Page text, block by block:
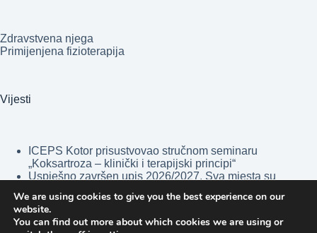
Zdravstvena njega
Primijenjena fizioterapija
Vijesti
ICEPS Kotor prisustvovao stručnom seminaru
„Koksartroza – klinički i terapijski principi“
Uspješno završen upis 2026/2027. Sva mjesta su
Opšta bolnica „Blažo Jošov Orlandić” Bar nova
nastavna baza Visoke medicinske škole ICEPS
Kotor
We are using cookies to give you the best experience on our
website.
You can find out more about which cookies we are using or